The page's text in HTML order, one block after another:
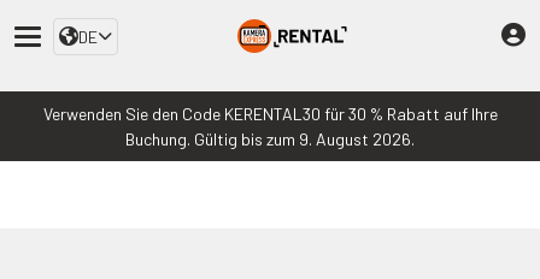
DE
Verwenden Sie den Code KERENTAL30 für 30 % Rabatt auf Ihre
Buchung. Gültig bis zum 9. August 2026.